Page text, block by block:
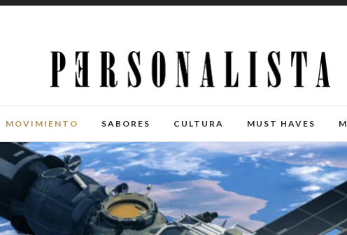
MOVIMIENTO SABORES CULTURA MUST HAVES